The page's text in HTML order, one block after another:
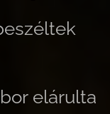
elárulta